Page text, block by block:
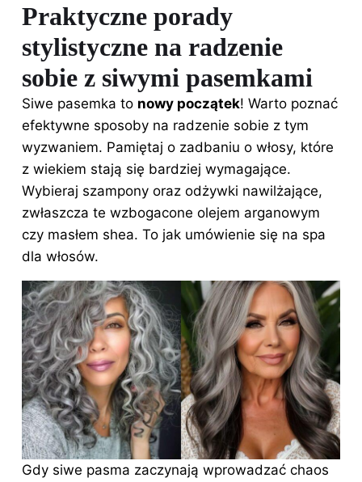
Praktyczne porady
stylistyczne na radzenie
sobie z siwymi pasemkami
Siwe pasemka to nowy początek! Warto poznać
efektywne sposoby na radzenie sobie z tym
wyzwaniem. Pamiętaj o zadbaniu o włosy, które
z wiekiem stają się bardziej wymagające.
Wybieraj szampony oraz odżywki nawilżające,
zwłaszcza te wzbogacone olejem arganowym
czy masłem shea. To jak umówienie się na spa
dla włosów.
Gdy siwe pasma zaczynają wprowadzać chaos